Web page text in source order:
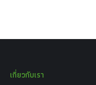
เกี่ยวกับเรา